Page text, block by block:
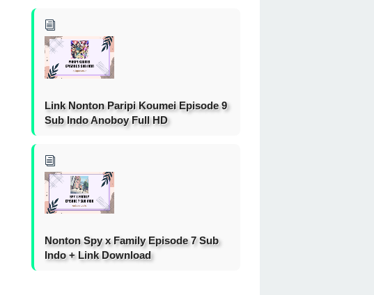
Link Nonton Paripi Koumei Episode 9
Sub Indo Anoboy Full HD
Nonton Spy x Family Episode 7 Sub
Indo + Link Download